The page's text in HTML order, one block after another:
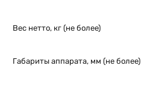
Вес нетто, кг (не более)
Габариты аппарата, мм (не более)